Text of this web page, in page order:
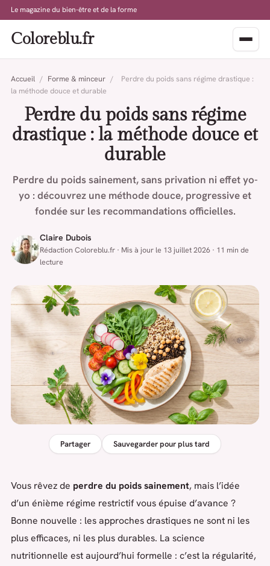
Le magazine du bien-être et de la forme
Coloreblu.fr
Accueil / Forme & minceur /
Perdre du poids sans régime drastique :
la méthode douce et durable
Perdre du poids sans régime
drastique : la méthode douce et
durable
Perdre du poids sainement, sans privation ni effet yo-
yo : découvrez une méthode douce, progressive et
fondée sur les recommandations officielles.
Claire Dubois
Rédaction Coloreblu.fr · Mis à jour le 13 juillet 2026 · 11 min de
lecture
Partager Sauvegarder pour plus tard
Vous rêvez de perdre du poids sainement, mais l’idée
d’un énième régime restrictif vous épuise d’avance ?
Bonne nouvelle : les approches drastiques ne sont ni les
plus efficaces, ni les plus durables. La science
nutritionnelle est aujourd’hui formelle : c’est la régularité,